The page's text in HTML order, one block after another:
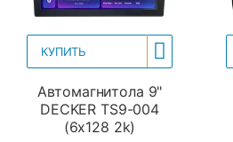
КУПИТЬ
Автомагнитола 9"
DECKER TS9-004
(6x128 2k)